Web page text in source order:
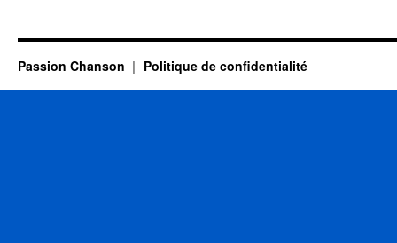
Passion Chanson Politique de confidentialité